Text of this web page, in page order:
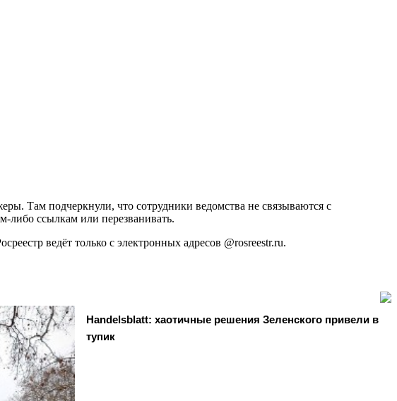
Там подчеркнули, что сотрудники ведомства не связываются с
либо ссылкам или перезванивать.
ведёт только с электронных адресов @rosreestr.ru.
Handelsblatt: хаотичные решения Зеленского привели в
тупик